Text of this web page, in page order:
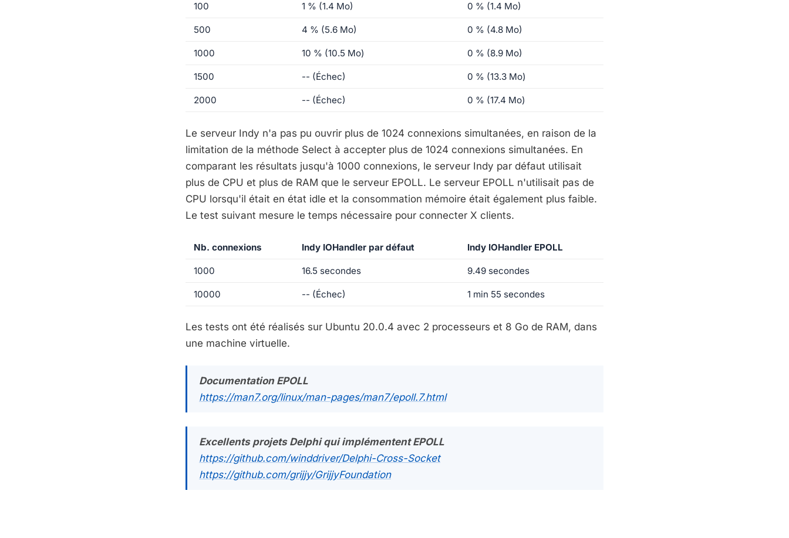
100 1 % (1.4 Mo) 0 % (1.4 Mo)
500 4 % (5.6 Mo) 0 % (4.8 Mo)
1000 10 % (10.5 Mo) 0 % (8.9 Mo)
1500 -- (Échec) 0 % (13.3 Mo)
2000 -- (Échec) 0 % (17.4 Mo)
Le serveur Indy n'a pas pu ouvrir plus de 1024 connexions simultanées, en raison de la
limitation de la méthode Select à accepter plus de 1024 connexions simultanées. En
comparant les résultats jusqu'à 1000 connexions, le serveur Indy par défaut utilisait
plus de CPU et plus de RAM que le serveur EPOLL. Le serveur EPOLL n'utilisait pas de
CPU lorsqu'il était en état idle et la consommation mémoire était également plus faible.
Le test suivant mesure le temps nécessaire pour connecter X clients.
Nb. connexions Indy IOHandler par défaut Indy IOHandler EPOLL
1000 16.5 secondes 9.49 secondes
10000 -- (Échec) 1 min 55 secondes
Les tests ont été réalisés sur Ubuntu 20.0.4 avec 2 processeurs et 8 Go de RAM, dans
une machine virtuelle.
Documentation EPOLL
https://man7.org/linux/man-pages/man7/epoll.7.html
Excellents projets Delphi qui implémentent EPOLL
https://github.com/winddriver/Delphi-Cross-Socket
https://github.com/grijjy/GrijjyFoundation